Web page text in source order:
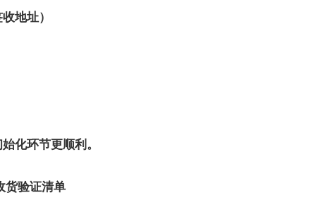
地址）
化环节更顺利。
货验证清单